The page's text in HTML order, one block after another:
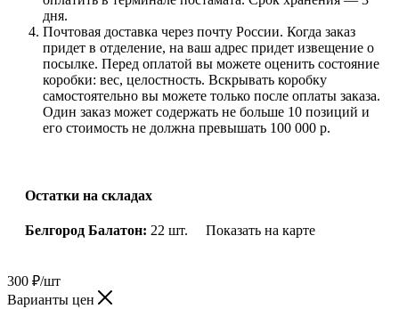
дня.
Почтовая доставка через почту России. Когда заказ
придет в отделение, на ваш адрес придет извещение о
посылке. Перед оплатой вы можете оценить состояние
коробки: вес, целостность. Вскрывать коробку
самостоятельно вы можете только после оплаты заказа.
Один заказ может содержать не больше 10 позиций и
его стоимость не должна превышать 100 000 р.
Остатки на складах
Белгород Балатон: 22 шт. Показать на карте
300 ₽/шт
Варианты цен